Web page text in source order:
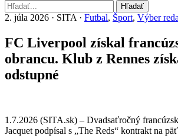
Hľadať
2. júla 2026 · SITA · Futbal, Šport, Výber
FC Liverpool získal
obrancu. Klub z Rennes
odstupné
1.7.2026 (SITA.sk) – Dvadsaťročný
Jacquet podpísal s „The Reds“ kontrakt na